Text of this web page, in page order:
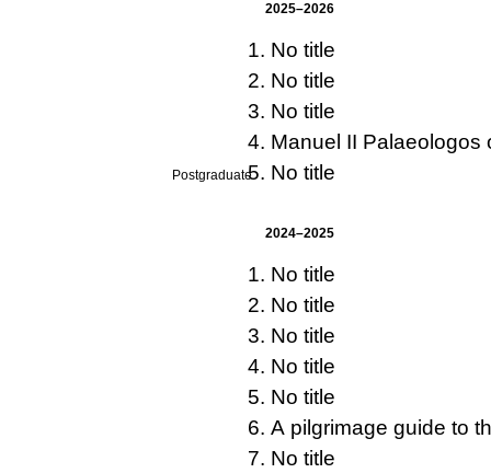
2025–2026
Postgraduate
No title
No title
No title
Manuel II Palaeologos
No title
2024–2025
No title
No title
No title
No title
No title
A pilgrimage guide to
No title